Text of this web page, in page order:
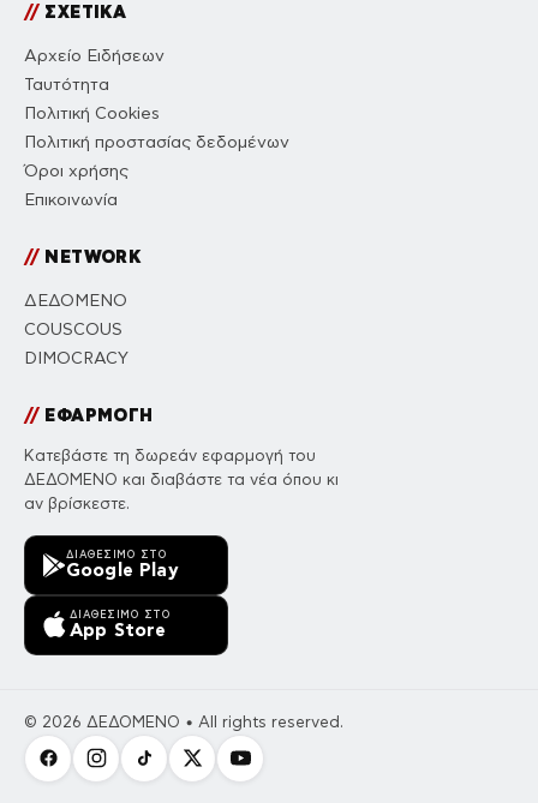
//ΣΧΕΤΙΚΑ
Αρχείο Ειδήσεων
Ταυτότητα
Πολιτική Cookies
Πολιτική προστασίας δεδομένων
Όροι χρήσης
Επικοινωνία
//NETWORK
ΔΕΔΟΜΕΝΟ
COUSCOUS
DIMOCRACY
//ΕΦΑΡΜΟΓΗ
Κατεβάστε τη δωρεάν εφαρμογή του
ΔΕΔΟΜΕΝΟ και διαβάστε τα νέα όπου κι
αν βρίσκεστε.
ΔΙΑΘΈΣΙΜΟ ΣΤΟ
Google Play
ΔΙΑΘΈΣΙΜΟ ΣΤΟ
App Store
© 2026 ΔΕΔΟΜΕΝΟ • All rights reserved.